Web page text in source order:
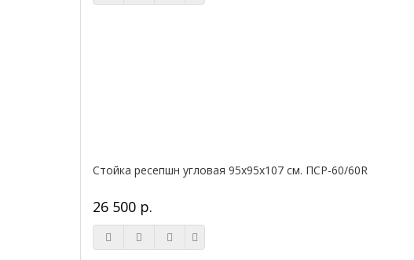
Стойка ресепшн угловая 95х95х107 см. ПСР-60/60R
26 500 р.